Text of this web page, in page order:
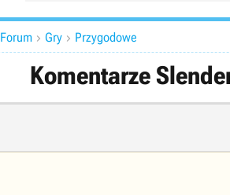
Forum  Gry  Przygodowe
Komentarze